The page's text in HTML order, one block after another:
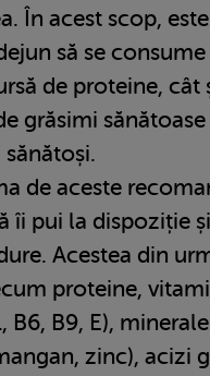
În acest scop,
să se
de proteine,
grăsimi
de aceste
îi pui la dispoziție
Acestea din
proteine,
B6, B9, E),
zinc), acizi